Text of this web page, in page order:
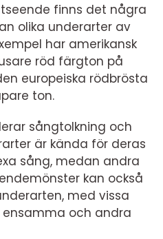
finns det några
olika underarter av
har amerikansk
röd färgton på
europeiska rödbrösta
ton.
sångtolkning och
är kända för deras
sång, medan andra
kan också
med vissa
och andra